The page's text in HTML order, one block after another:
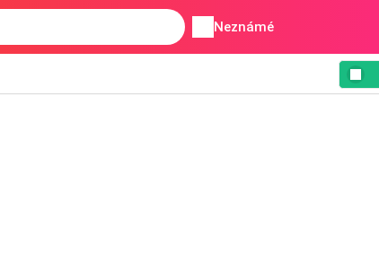
Neznámé